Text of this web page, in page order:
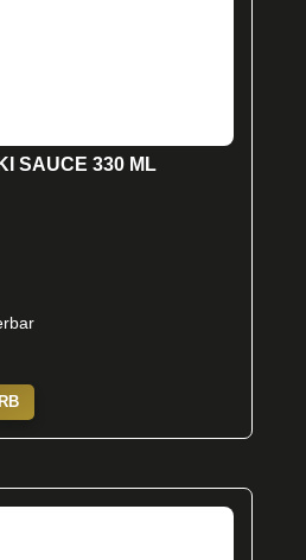
SAUCE 330 ML